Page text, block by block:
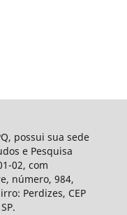
possui sua sede
e Pesquisa
02, com
número, 984,
Perdizes, CEP